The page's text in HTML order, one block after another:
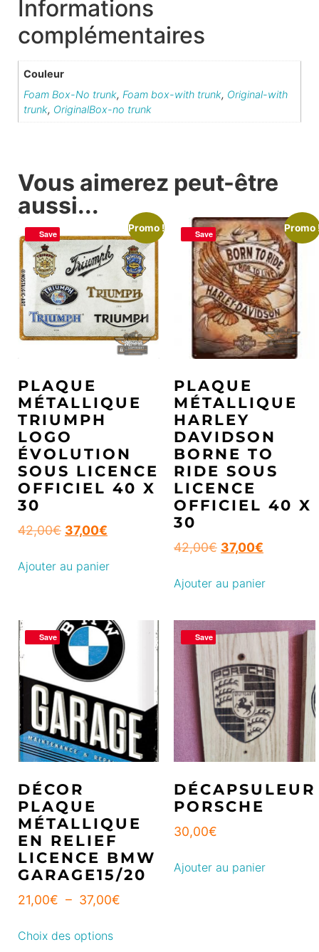
Informations
complémentaires
Couleur
Foam Box-No trunk, Foam box-with trunk, Original-with
trunk, OriginalBox-no trunk
Vous aimerez peut-être
aussi...
Save
Promo !
PLAQUE
MÉTALLIQUE
TRIUMPH
LOGO
ÉVOLUTION
SOUS LICENCE
OFFICIEL 40 X
30
42,00€ 37,00€
Ajouter au panier
Save
Promo
PLAQUE
MÉTALLIQUE
HARLEY
DAVIDSON
BORNE TO
RIDE SOUS
LICENCE
OFFICIEL 40 X
30
42,00€ 37,00€
Ajouter au panier
Save
DÉCOR
PLAQUE
MÉTALLIQUE
EN RELIEF
LICENCE BMW
GARAGE15/20
21,00€ – 37,00€
Choix des options
Save
DÉCAPSULEUR
PORSCHE
30,00€
Ajouter au panier